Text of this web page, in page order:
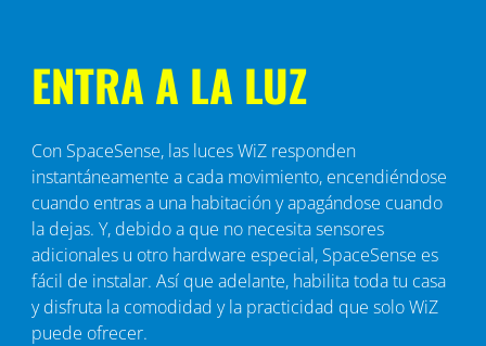
ENTRA A LA LUZ
Con SpaceSense, las luces WiZ responden
instantáneamente a cada movimiento, encendiéndose
cuando entras a una habitación y apagándose cuando
la dejas. Y, debido a que no necesita sensores
adicionales u otro hardware especial, SpaceSense es
fácil de instalar. Así que adelante, habilita toda tu casa
y disfruta la comodidad y la practicidad que solo WiZ
puede ofrecer.